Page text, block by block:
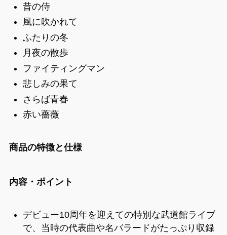
昔の侍
風に吹かれて
ふたりの冬
月夜の散歩
ファイティングマン
悲しみの果て
さらば青春
赤い薔薇
商品の特徴と仕様
内容・ポイント
デビュー10周年を迎えての特別な武道館ライブ
で、当時の代表曲や名バラードがたっぷり収録